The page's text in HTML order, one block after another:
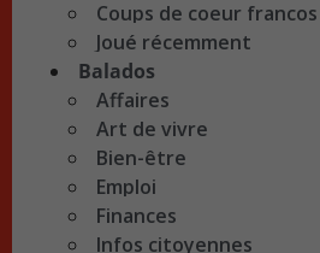
Coups de coeur francos
Joué récemment
Balados
Affaires
Art de vivre
Bien-être
Emploi
Finances
Infos citoyennes